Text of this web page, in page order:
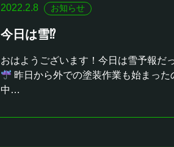
2022.2.8 お知らせ
今日は雪⁉
おはようございます！今日は雪予報だ
昨日から外での塗装作業も始まっ
中…